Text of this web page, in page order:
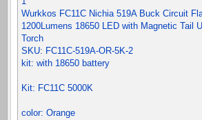
Wurkkos FC11C Nichia 519A Buck Circuit
1200Lumens 18650 LED with Magnetic Tail
Torch
SKU: FC11C-519A-OR-5K-2
kit: with 18650 battery
Kit: FC11C 5000K
color: Orange